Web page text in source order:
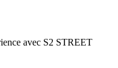
avec S2 STREET